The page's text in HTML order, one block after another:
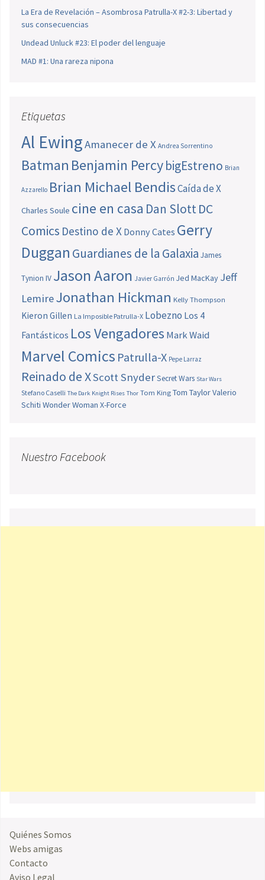
La Era de Revelación – Asombrosa Patrulla-X #2-3: Libertad y
sus consecuencias
Undead Unluck #23: El poder del lenguaje
MAD #1: Una rareza nipona
Etiquetas
Al EwingAmanecer de X Andrea Sorrentino
Batman Benjamin PercybigEstreno Brian
Azzarello Brian Michael BendisCaída de X
Charles Soule cine en casa Dan SlottDC
Comics Destino de X Donny Cates Gerry
Duggan Guardianes de la Galaxia James
Tynion IV Jason Aaron Javier Garrón Jed MacKay Jeff
LemireJonathan Hickman Kelly Thompson
Kieron Gillen La Imposible Patrulla-X Lobezno Los 4
Fantásticos Los Vengadores Mark Waid
Marvel Comics Patrulla-X Pepe Larraz
Reinado de XScott SnyderSecret Wars Star Wars
Stefano Caselli The Dark Knight Rises Thor Tom King Tom TaylorValerio
Schiti Wonder Woman X-Force
Nuestro Facebook
Quiénes Somos
Webs amigas
Contacto
Aviso Legal